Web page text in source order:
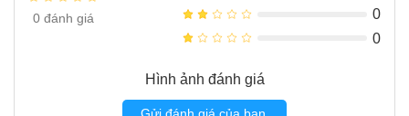
0đánh giá
0
0
Hình ảnh đánh giá